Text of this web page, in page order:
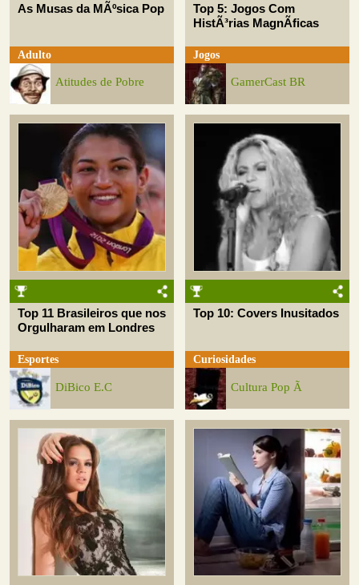
As Musas da MÃºsica Pop
Adulto
Atitudes de Pobre
Top 5: Jogos Com
HistÃ³rias MagnÃ­ficas
Jogos
GamerCast BR
Top 11 Brasileiros que nos
Orgulharam em Londres
Esportes
DiBico E.C
Top 10: Covers Inusitados
Curiosidades
Cultura Pop Ã